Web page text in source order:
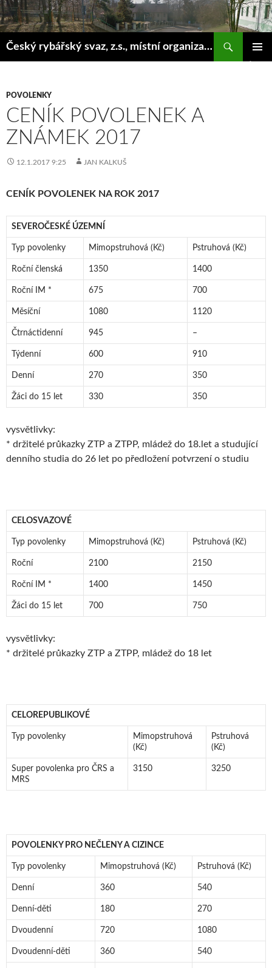
Český rybářský svaz, z.s., místní organizace Klášterec nad Ohří
Hledat
WEBU
POVOLENKY
CENÍK POVOLENEK A
ZNÁMEK 2017
12.1.2017 9:25 JAN KALKUŠ
CENÍK POVOLENEK NA ROK 2017
SEVEROČESKÉ ÚZEMNÍ
Typ povolenky Mimopstruhová (Kč) Pstruhová (Kč)
Roční členská 1350 1400
Roční IM * 675 700
Měsíční 1080 1120
Čtrnáctidenní 945 –
Týdenní 600 910
Denní 270 350
Žáci do 15 let 330 350
vysvětlivky:
* držitelé průkazky ZTP a ZTPP, mládež do 18.let a studující
denního studia do 26 let po předložení potvrzení o studiu
CELOSVAZOVÉ
Typ povolenky Mimopstruhová (Kč) Pstruhová (Kč)
Roční 2100 2150
Roční IM * 1400 1450
Žáci do 15 let 700 750
vysvětlivky:
* držitelé průkazky ZTP a ZTPP, mládež do 18 let
CELOREPUBLIKOVÉ
Typ povolenky
Mimopstruhová
(Kč)
Pstruhová
(Kč)
Super povolenka pro ČRS a
MRS
3150 3250
POVOLENKY PRO NEČLENY A CIZINCE
Typ povolenky Mimopstruhová (Kč) Pstruhová (Kč)
Denní 360 540
Denní-děti 180 270
Dvoudenní 720 1080
Dvoudenní-děti 360 540